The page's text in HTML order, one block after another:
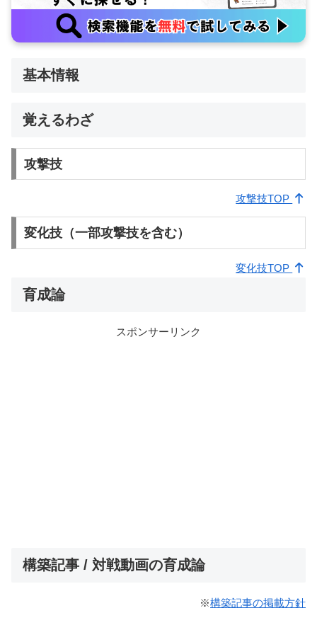
基本情報
覚えるわざ
攻撃技
攻撃技TOP
変化技（一部攻撃技を含む）
変化技TOP
育成論
スポンサーリンク
構築記事 / 対戦動画の育成論
※構築記事の掲載方針